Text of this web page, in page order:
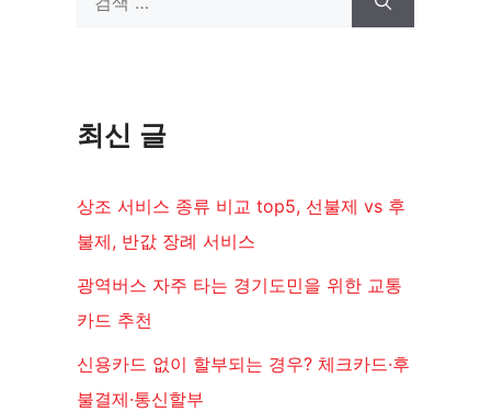
최신 글
상조 서비스 종류 비교 top5, 선불제 vs 후
불제, 반값 장례 서비스
광역버스 자주 타는 경기도민을 위한 교통
카드 추천
신용카드 없이 할부되는 경우? 체크카드·후
불결제·통신할부